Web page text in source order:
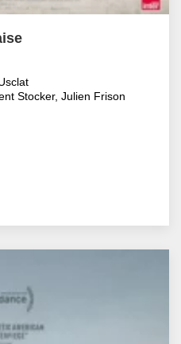
Stocker, Julien Frison